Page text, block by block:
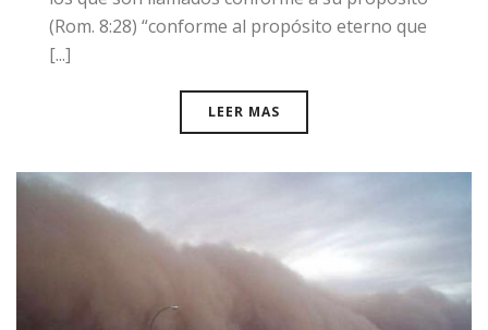
(Rom. 8:28) “conforme al propósito eterno que
[...]
LEER MAS